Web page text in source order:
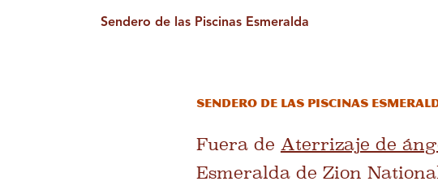
Sendero de las Piscinas Esmeralda
Sendero de las Piscinas
Fuera de Aterrizaje de
Esmeralda de Zion